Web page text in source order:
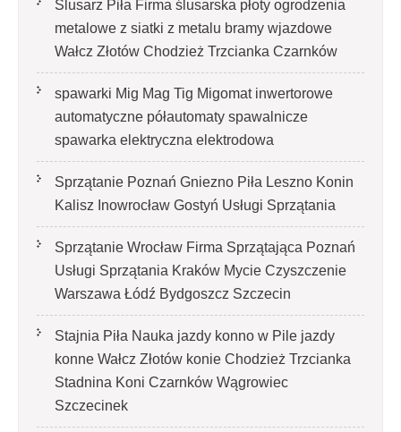
Ślusarz Piła Firma ślusarska płoty ogrodzenia
metalowe z siatki z metalu bramy wjazdowe
Wałcz Złotów Chodzież Trzcianka Czarnków
spawarki Mig Mag Tig Migomat inwertorowe
automatyczne półautomaty spawalnicze
spawarka elektryczna elektrodowa
Sprzątanie Poznań Gniezno Piła Leszno Konin
Kalisz Inowrocław Gostyń Usługi Sprzątania
Sprzątanie Wrocław Firma Sprzątająca Poznań
Usługi Sprzątania Kraków Mycie Czyszczenie
Warszawa Łódź Bydgoszcz Szczecin
Stajnia Piła Nauka jazdy konno w Pile jazdy
konne Wałcz Złotów konie Chodzież Trzcianka
Stadnina Koni Czarnków Wągrowiec
Szczecinek